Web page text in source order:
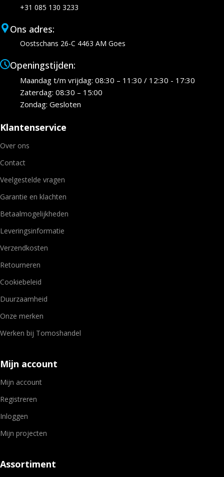
+31 085 130 3233
Ons adres:
Oostschans 26-C 4463 AM Goes
Openingstijden:
Maandag t/m vrijdag: 08:30 – 11:30 / 12:30 - 17:30
Zaterdag: 08:30 – 15:00
Zondag: Gesloten
Klantenservice
Over ons
Contact
Veelgestelde vragen
Garantie en klachten
Betaalmogelijkheden
Leveringsinformatie
Verzendkosten
Retourneren
Cookiebeleid
Duurzaamheid
Onze merken
Werken bij Tomoshandel
Mijn account
Mijn account
Registreren
Inloggen
Mijn projecten
Assortiment